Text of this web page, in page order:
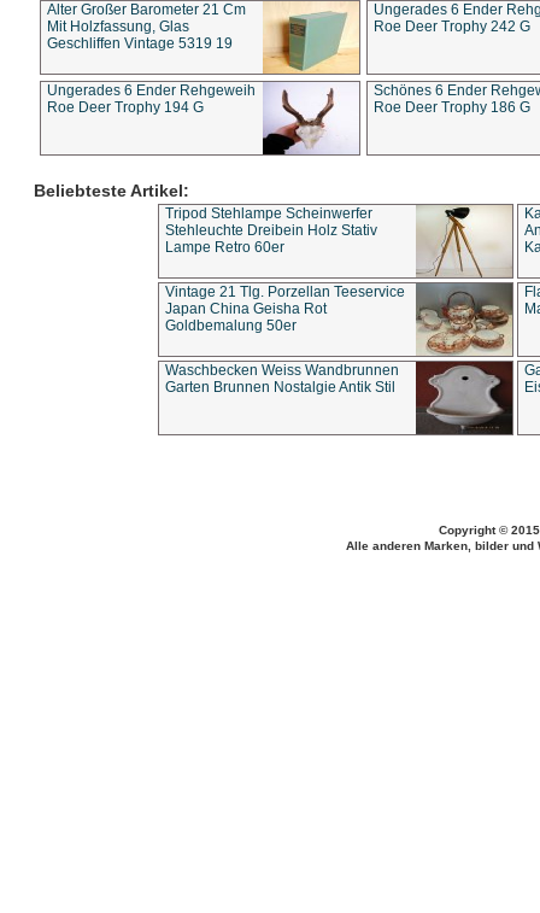
Alter Großer Barometer 21 Cm
Mit Holzfassung, Glas
Geschliffen Vintage 5319 19
Ungerades 6 Ender
Roe Deer Trophy 242 G
Ungerades 6 Ender Rehgeweih
Roe Deer Trophy 194 G
Schönes 6 Ender
Roe Deer Trophy 186 G
Beliebteste Artikel:
Tripod Stehlampe Scheinwerfer
Stehleuchte Dreibein Holz Stativ
Lampe Retro 60er
Vintage 21 Tlg. Porzellan Teeservice
Japan China Geisha Rot
Goldbemalung 50er
Waschbecken Weiss Wandbrunnen
Garten Brunnen Nostalgie Antik Stil
Copyright ©
Alle anderen Marken, bilder und